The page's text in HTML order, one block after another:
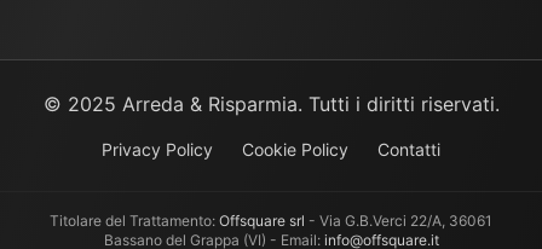
© 2025 Arreda & Risparmia. Tutti i diritti riservati.
Privacy Policy Cookie Policy Contatti
Titolare del Trattamento: Offsquare srl - Via G.B.Verci 22/A, 36061
Bassano del Grappa (VI) - Email: info@offsquare.it